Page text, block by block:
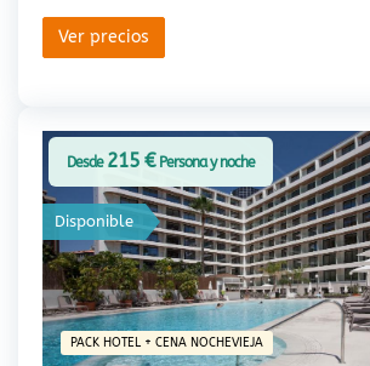
Ver precios
PACK HOTEL + CENA NOCHEVIEJA
Disponible
Desde 215 €Persona y noche